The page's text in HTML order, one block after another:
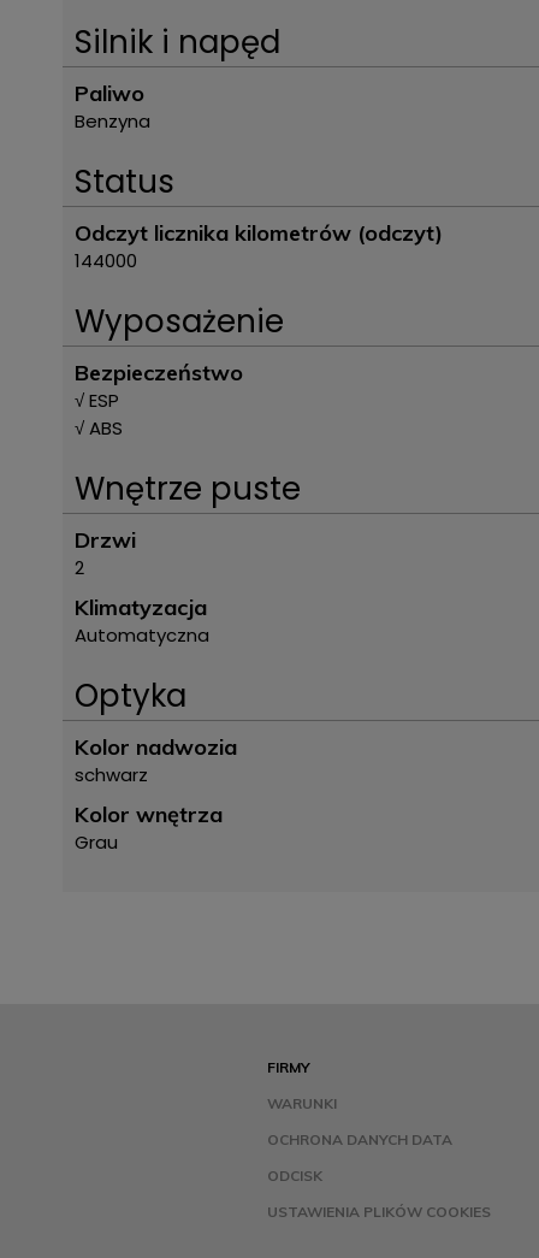
Silnik i napęd
Paliwo
Benzyna
Status
Odczyt licznika kilometrów (odczyt)
144000
Wyposażenie
Bezpieczeństwo
√ ESP
√ ABS
Wnętrze puste
Drzwi
2
Klimatyzacja
Automatyczna
Optyka
Kolor nadwozia
schwarz
Kolor wnętrza
Grau
FIRMY
WARUNKI
OCHRONA DANYCH DATA
ODCISK
USTAWIENIA PLIKÓW COOKIES